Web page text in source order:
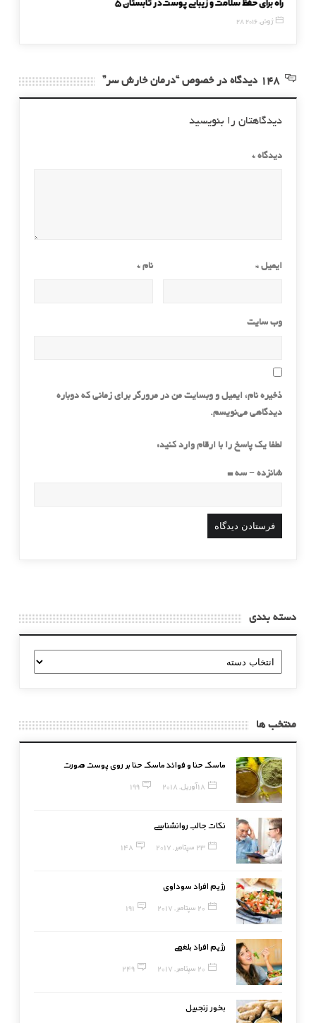
28 ژوئن, 2016
148 دیدگاه در خصوص “درمان خارش سر”
دیدگاهتان را بنویسید
دیدگاه *
نام* ایمیل *
وب‌ سایت
ذخیره نام، ایمیل و وبسایت من در مرورگر برای زمانی که دوباره
دیدگاهی می‌نویسم.
لطفا یک پاسخ را با ارقام وارد کنید:
شانزده − سه =
دسته بندی
دسته
بندی
منتخب ها
ماسک حنا و فوائد ماسک حنا بر روی پوست صورت
18 آوریل, 2018 199
نکات جالب روانشناسی
23 سپتامبر, 2017 148
رژیم افراد سوداوی
20 سپتامبر, 2017 191
رژیم افراد بلغمی
20 سپتامبر, 2017 249
بخور زنجبیل